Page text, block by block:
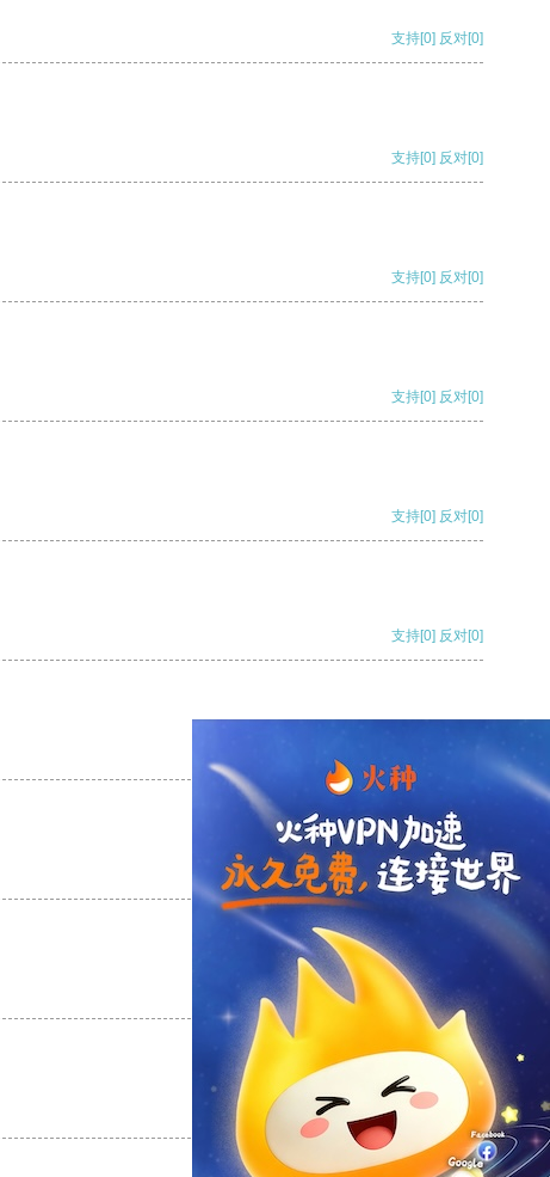
支持[0] 反对[0]
支持[0] 反对[0]
支持[0] 反对[0]
支持[0] 反对[0]
支持[0] 反对[0]
支持[0] 反对[0]
支持 [0] 反对[0]
支持[0] 反对
支持[0] 反对[0]